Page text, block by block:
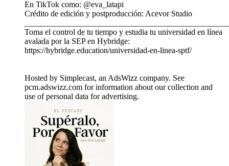
En TikTok como: @eva_latapi
Crédito de edición y postproducción: Acevor Studio
Toma el control de tu tiempo y estudia tu universidad en línea
avalada por la SEP en Hybridge:
https://hybridge.education/universidad-en-linea-sptf/
Hosted by Simplecast, an AdsWizz company. See
pcm.adswizz.com for information about our collection and
use of personal data for advertising.